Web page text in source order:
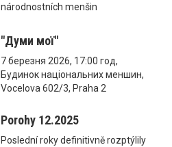
národnostních menšin
"Думи мої"
7 березня 2026, 17:00 год,
Будинок національних меншин,
Vocelova 602/3, Praha 2
Porohy 12.2025
Poslední roky definitivně rozptýlily